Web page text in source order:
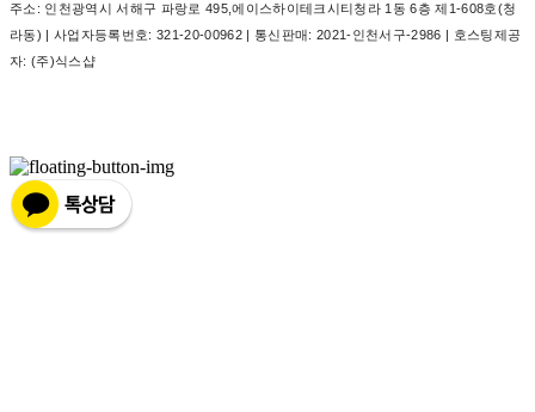
주소: 인천광역시 서해구 파랑로 495,에이스하이테크시티청라 1동 6층 제1-608호(청
라동) | 사업자등록번호: 321-20-00962| 통신판매: 2021-인천서구-2986 | 호스팅제공
자: (주)식스샵